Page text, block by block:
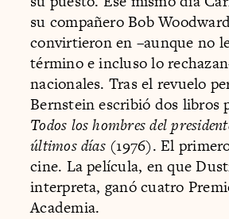
su compañero Bob
convirtieron en –aunque no
término e incluso lo
nacionales. Tras el revuelo
Bernstein escribió dos libros
Todos los hombres del
últimos días(1976). El
cine. La película, en que
interpreta, ganó cuatro
Academia.